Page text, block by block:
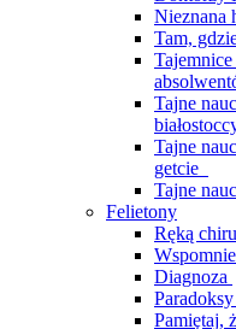
Nieznana
Tam,
Tajne
Tajne
getcie
Tajne
Felietony
Ręką
Diagnoza
Pamiętaj,